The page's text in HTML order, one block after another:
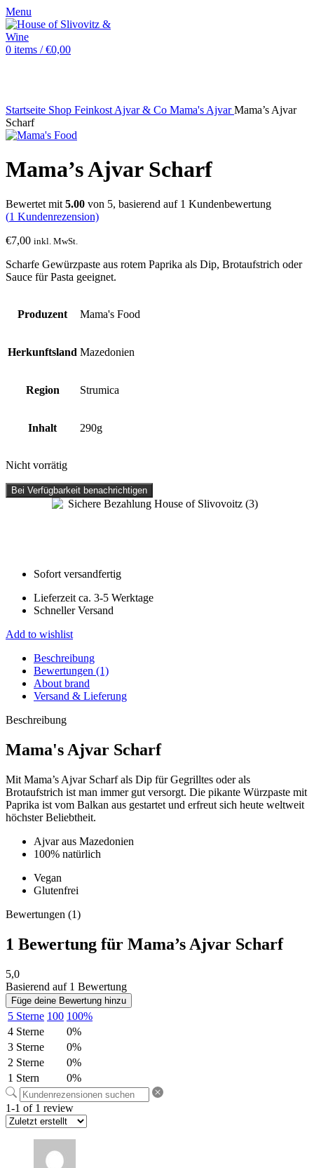
Menu
0 items / €0,00
Startseite Shop Feinkost Ajvar & Co Mama's AjvarMama’s Ajvar
Scharf
Mama’s Ajvar Scharf
Bewertet mit 5.00 von 5, basierend auf 1 Kundenbewertung
(1 Kundenrezension)
€7,00 inkl. MwSt.
Scharfe Gewürzpaste aus rotem Paprika als Dip, Brotaufstrich oder
Sauce für Pasta geeignet.
Produzent Mama's Food
Herkunftsland Mazedonien
Region Strumica
Inhalt 290g
Nicht vorrätig
Bei Verfügbarkeit benachrichtigen
Sofort versandfertig
Lieferzeit ca. 3-5 Werktage
Schneller Versand
Add to wishlist
Beschreibung
Bewertungen (1)
About brand
Versand & Lieferung
Beschreibung
Mama's Ajvar Scharf
Mit Mama’s Ajvar Scharf als Dip für Gegrilltes oder als
Brotaufstrich ist man immer gut versorgt. Die pikante Würzpaste mit
Paprika ist vom Balkan aus gestartet und erfreut sich heute weltweit
höchster Beliebtheit.
Ajvar aus Mazedonien
100% natürlich
Vegan
Glutenfrei
Bewertungen (1)
1 Bewertung für Mama’s Ajvar Scharf
5,0
Basierend auf 1 Bewertung
Füge deine Bewertung hinzu
5 Sterne 100 100%
4 Sterne
0%
3 Sterne
0%
2 Sterne
0%
1 Stern
0%
1-1 of 1 review